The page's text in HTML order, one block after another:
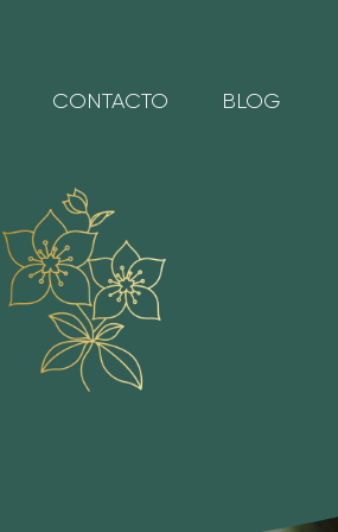
CONTACTO BLOG